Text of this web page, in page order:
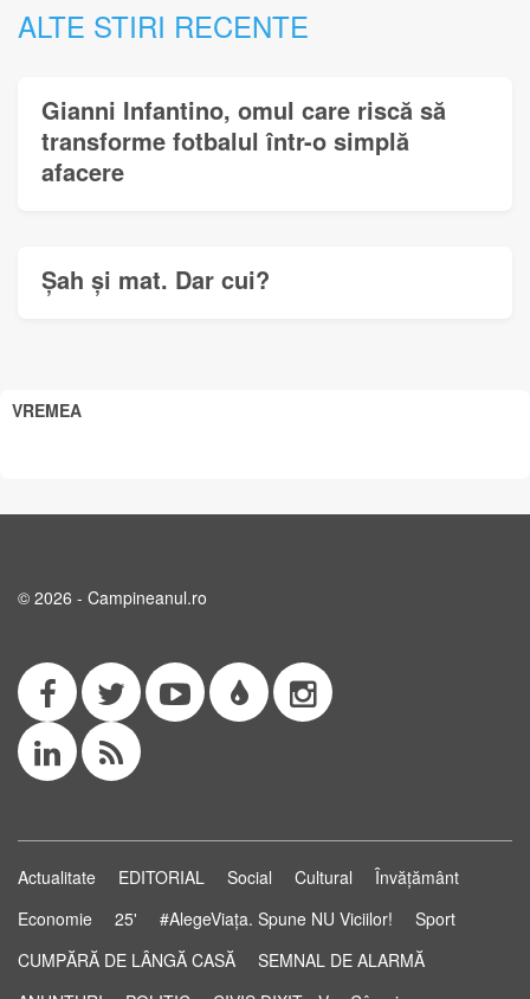
ALTE STIRI RECENTE
Gianni Infantino, omul care riscă să
transforme fotbalul într-o simplă
afacere
Șah și mat. Dar cui?
VREMEA
© 2026 - Campineanul.ro
Actualitate EDITORIAL Social Cultural
Învățământ
Economie
25' #AlegeViața. Spune NU Viciilor!
Sport
CUMPĂRĂ DE LÂNGĂ CASĂ
SEMNAL DE ALARMĂ